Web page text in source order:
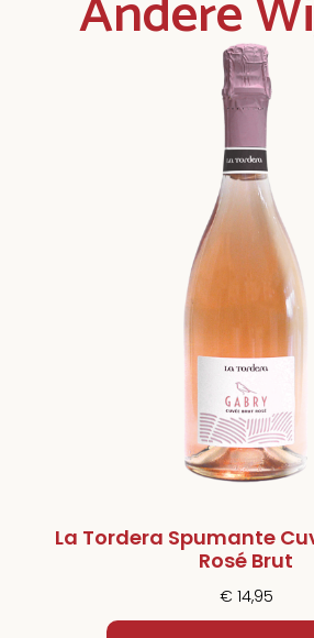
La Tordera Spumante
Rosé Brut
€ 14,95